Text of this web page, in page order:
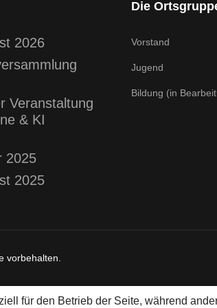
2026
Veranstaltung
& KI
2025
2025
Die
Vorstand
Jugend
Bildung (in
vorbehalten.
für den Betrieb der Seite, während